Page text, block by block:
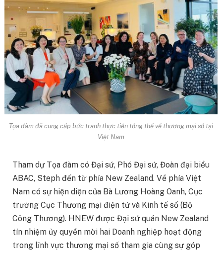
Tọa đàm đã cung cấp bức tranh thực tiễn tổng thể về thương mại số tại
Việt Nam
Tham dự Tọa đàm có Đại sứ, Phó Đại sứ, Đoàn đại biểu
ABAC, Steph đến từ phía New Zealand. Về phía Việt
Nam có sự hiện diện của Bà Lương Hoàng Oanh, Cục
trưởng Cục Thương mại điện tử và Kinh tế số (Bộ
Công Thương). HNEW được Đại sứ quán New Zealand
tín nhiệm ủy quyền mời hai Doanh nghiệp hoạt động
trong lĩnh vực thương mại số tham gia cùng sự góp